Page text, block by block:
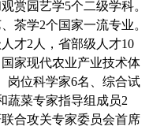
赏园艺学5个二级学科。
茶学2个国家一流专业。
才2 人，省部级人才10
家现代农业产业技术体
岗位科学家6名、综合试
蔬菜专家指导组成员2
合攻关专家委员会首席